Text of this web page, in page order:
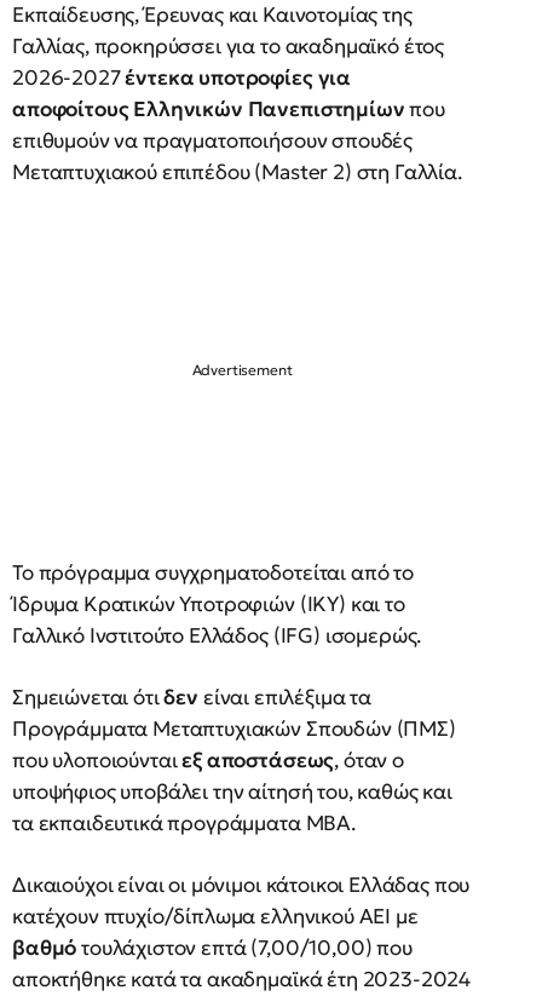
Εκπαίδευσης, Έρευνας και Καινοτομίας της
Γαλλίας, προκηρύσσει για το ακαδημαϊκό έτος
2026-2027έντεκα υποτροφίες για
αποφοίτους Ελληνικών Πανεπιστημίωνπου
επιθυμούν να πραγματοποιήσουν σπουδές
Μεταπτυχιακού επιπέδου (Master 2) στη Γαλλία.
Το πρόγραμμα συγχρηματοδοτείται από το
Ίδρυμα Κρατικών Υποτροφιών (ΙΚΥ) και το
Γαλλικό Ινστιτούτο Ελλάδος (IFG) ισομερώς.
Σημειώνεται ότιδεν είναι επιλέξιμα τα
Προγράμματα Μεταπτυχιακών Σπουδών (ΠΜΣ)
που υλοποιούνταιεξ αποστάσεως, όταν ο
υποψήφιος υποβάλει την αίτησή του, καθώς και
τα εκπαιδευτικά προγράμματα ΜΒΑ.
Δικαιούχοι είναι οι μόνιμοι κάτοικοι Ελλάδας που
κατέχουν πτυχίο/δίπλωμα ελληνικού ΑΕΙ με
βαθμότουλάχιστον επτά (7,00/10,00) που
αποκτήθηκε κατά τα ακαδημαϊκά έτη 2023-2024